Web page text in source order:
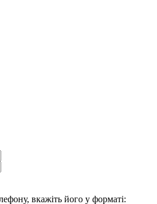
вкажіть його у форматі: